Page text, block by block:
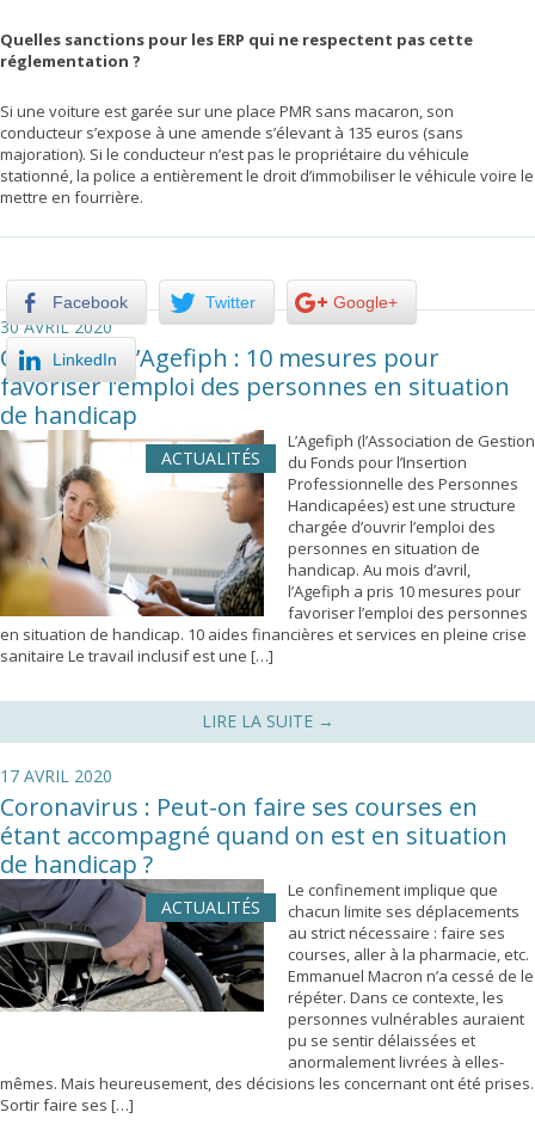
Quelles sanctions pour les ERP qui ne respectent pas cette
réglementation ?
Si une voiture est garée sur une place PMR sans macaron, son
conducteur s’expose à une amende s’élevant à 135 euros (sans
majoration). Si le conducteur n’est pas le propriétaire du véhicule
stationné, la police a entièrement le droit d’immobiliser le véhicule voire le
mettre en fourrière.
Facebook Twitter Google+
LinkedIn
30 AVRIL 2020
Covid-19 et l’Agefiph : 10 mesures pour
favoriser l’emploi des personnes en situation
de handicap
ACTUALITÉS
L’Agefiph (l’Association de Gestion
du Fonds pour l’Insertion
Professionnelle des Personnes
Handicapées) est une structure
chargée d’ouvrir l’emploi des
personnes en situation de
handicap. Au mois d’avril,
l’Agefiph a pris 10 mesures pour
favoriser l’emploi des personnes
en situation de handicap. 10 aides financières et services en pleine crise
sanitaire Le travail inclusif est une […]
LIRE LA SUITE →
17 AVRIL 2020
Coronavirus : Peut-on faire ses courses en
étant accompagné quand on est en situation
de handicap ?
ACTUALITÉS
Le confinement implique que
chacun limite ses déplacements
au strict nécessaire : faire ses
courses, aller à la pharmacie, etc.
Emmanuel Macron n’a cessé de le
répéter. Dans ce contexte, les
personnes vulnérables auraient
pu se sentir délaissées et
anormalement livrées à elles-
mêmes. Mais heureusement, des décisions les concernant ont été prises.
Sortir faire ses […]